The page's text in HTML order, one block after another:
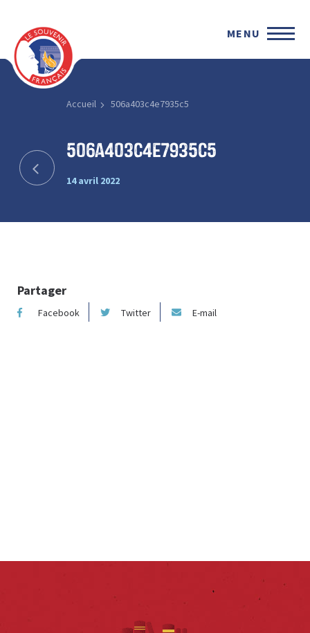
MENU
Accueil 506a403c4e7935c5
506a403c4e7935c5
14 avril 2022
Partager
Facebook Twitter E-mail